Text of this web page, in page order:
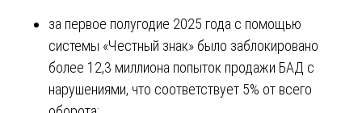
за первое полугодие 2025 года с помощью
системы «Честный знак» было заблокировано
более 12,3 миллиона попыток продажи БАД с
нарушениями, что соответствует 5% от всего